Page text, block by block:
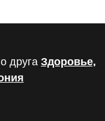
друга Здоровье,